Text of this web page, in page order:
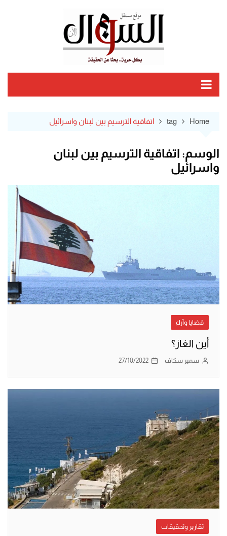
Home
tag اتفاقية الترسيم بين لبنان واسرائيل
الوسم: اتفاقية الترسيم بين لبنان
واسرائيل
قضايا وآراء
أين الغاز؟
سمير سكاف 27/10/2022
تقارير وتحقيقات